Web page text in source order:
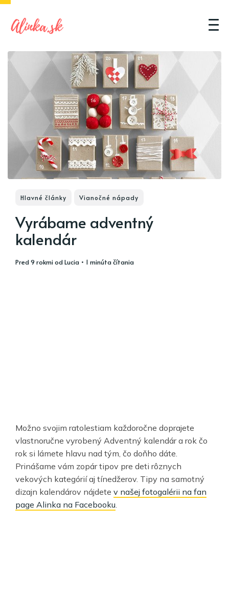
Hlavné články Vianočné nápady
Vyrábame adventný
kalendár
pred 9 rokmiodLucia • 1 minúta čítania
Možno svojim ratolestiam každoročne doprajete
vlastnoručne vyrobený Adventný kalendár a rok čo
rok si lámete hlavu nad tým, čo doňho dáte.
Prinášame vám zopár tipov pre deti rôznych
vekových kategórií aj tínedžerov. Tipy na samotný
dizajn kalendárov nájdete v našej fotogalérii na fan
page Alinka na Facebooku